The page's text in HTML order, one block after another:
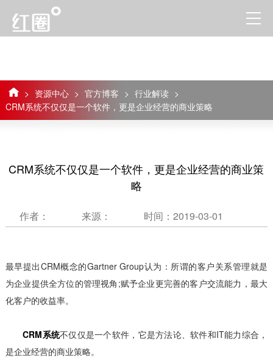
> 资源中心 > 官方博客 > 行业解读 >
CRM系统不仅仅是一个软件，更是企业经营的商业策略
CRM系统不仅仅是一个软件，更是企业经营的商业策
略
作者： 来源： 时间：2019-03-01
最早提出CRM概念的Gartner Group认为：所谓的客户关系管理就是
为企业提供全方位的管理视角;赋予企业更完善的客户交流能力，最大
化客户的收益率。
CRM系统不仅仅是一个软件，它是方法论、软件和IT能力综合，
是企业经营的商业策略。